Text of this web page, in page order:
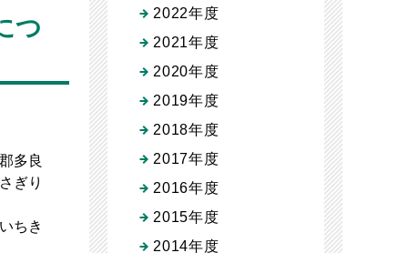
つ
多良
ぎり
ちき
2022年度
2021年度
2020年度
2019年度
2018年度
2017年度
2016年度
2015年度
2014年度